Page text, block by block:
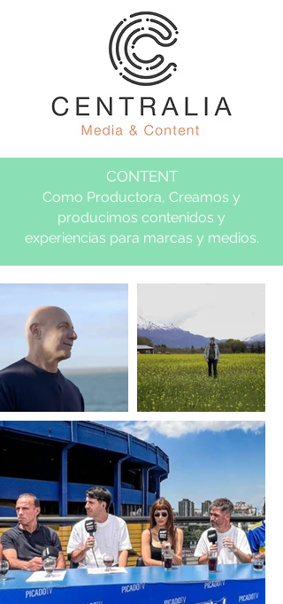
CONTENT
Como Productora, Creamos y
producimos contenidos y
experiencias para marcas y medios.⁣